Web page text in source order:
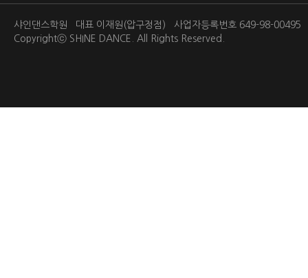
샤인댄스학원 대표 이재원(압구정점) 사업자등록번호 649-98-
Copyrightⓒ SHINE DANCE. All Rights Reserved.